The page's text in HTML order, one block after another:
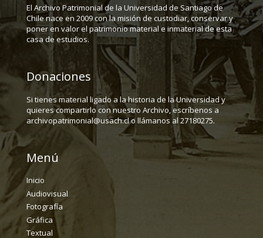
El Archivo Patrimonial de la Universidad de Santiago de
Chile nace en 2009 con la misión de custodiar, conservar y
poner en valor el patrimonio material e inmaterial de esta
casa de estudios.
Donaciones
Si tienes material ligado a la historia de la Universidad y
quieres compartirlo con nuestro Archivo, escríbenos a
archivopatrimonial@usach.cl o llámanos al 27180275.
Menú
Inicio
Audiovisual
Fotografía
Gráfica
Textual